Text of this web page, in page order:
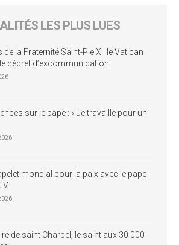
LES PLUS LUES
de la Fraternité Saint-Pie X : le Vatican
décret d’excommunication
sur le pape : « Je travaille pour un
mondial pour la paix avec le pape
de saint Charbel, le saint aux 30 000